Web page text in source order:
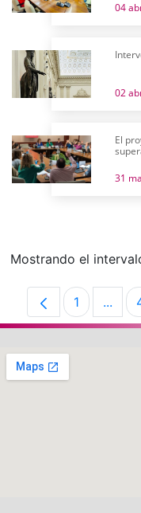
04
02
El
31
Mostrando el
Página
1 ...